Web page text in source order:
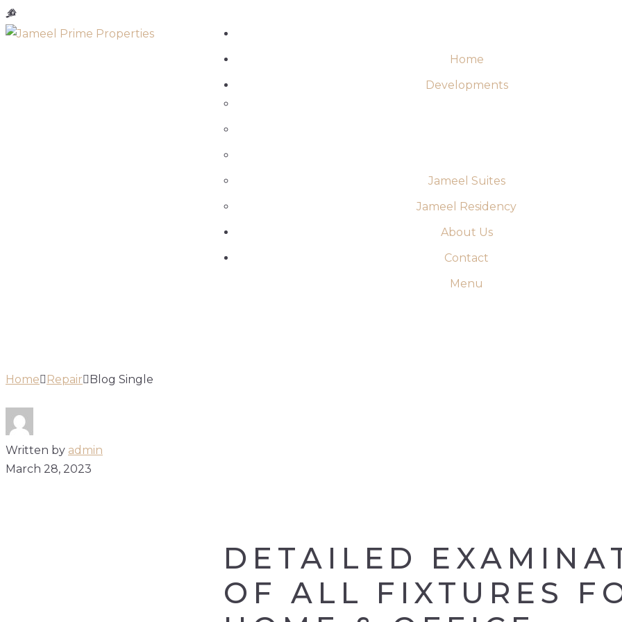
Home
Developments
Jameel Suites
Jameel Residency
About Us
Contact
Menu
Home Repair Blog Single
Written by admin
March 28, 2023
DETAILED
OF ALL FIXTURES